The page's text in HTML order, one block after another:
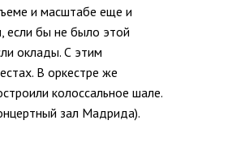
и масштабе еще и
если бы не было этой
оклады. С этим
В оркестре же
колоссальное шале.
зал Мадрида).